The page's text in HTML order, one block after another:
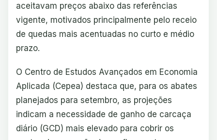
aceitavam preços abaixo das referências
vigente, motivados principalmente pelo receio
de quedas mais acentuadas no curto e médio
prazo.
O Centro de Estudos Avançados em Economia
Aplicada (Cepea) destaca que, para os abates
planejados para setembro, as projeções
indicam a necessidade de ganho de carcaça
diário (GCD) mais elevado para cobrir os